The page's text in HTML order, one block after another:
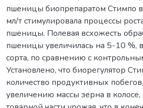
пшеницы биопрепаратом Стимпо
мл/т стимулировала процессы
пшеницы. Полевая всхожесть
пшеницы увеличилась на 5-10 %,
сорта, по сравнению с
Установлено, что биорегулятор
количество продуктивных
увеличению массы зерна в